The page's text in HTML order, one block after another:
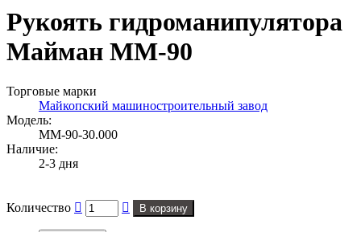
Рукоять гидроманипулятора
Майман ММ-90
Торговые марки
Майкопский машиностроительный завод
Модель:
ММ-90-30.000
Наличие:
2-3 дня
Количество В корзину